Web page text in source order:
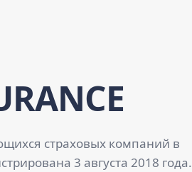
страховых компаний в
3 августа 2018 года.